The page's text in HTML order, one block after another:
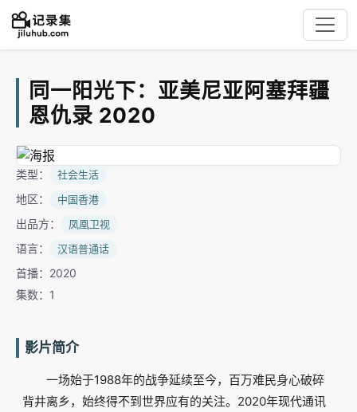
同一阳光下：亚美尼亚阿塞拜疆
恩仇录 2020
类型： 社会生活
地区： 中国香港
出品方： 凤凰卫视
语言： 汉语普通话
首播：2020
集数：1
影片简介
一场始于1988年的战争延续至今，百万难民身心破碎
背井离乡，始终得不到世界应有的关注。2020年现代通讯